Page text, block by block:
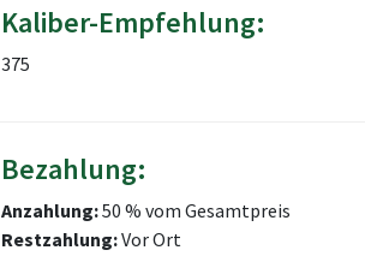
Kaliber-Empfehlung:
375
Bezahlung:
Anzahlung:50 % vom Gesamtpreis
Restzahlung:Vor Ort